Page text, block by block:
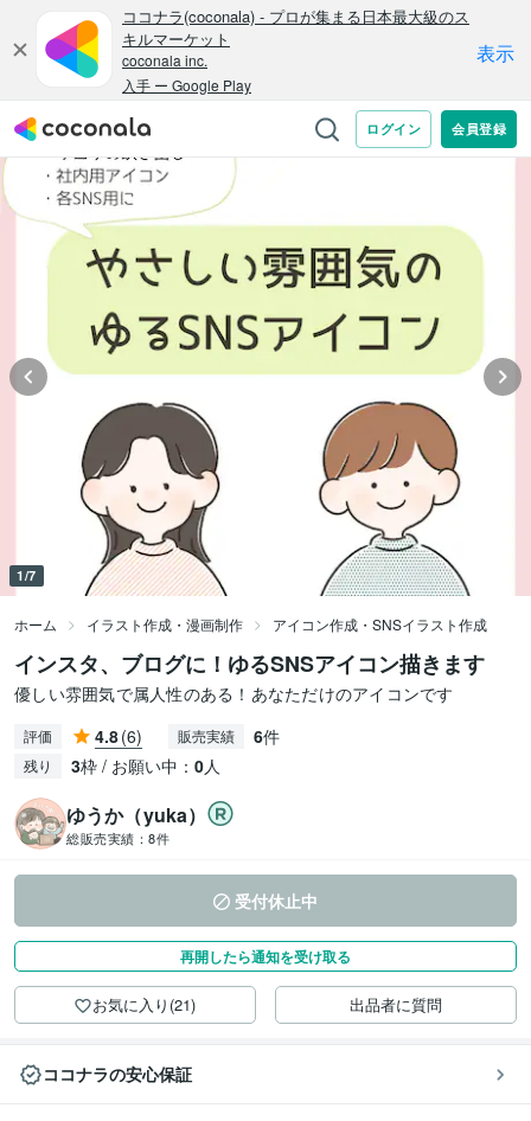
1/7
ホーム イラスト作成・漫画制作 アイコン作成・SNSイラスト作成
インスタ、ブログに！ゆるSNSアイコン描きます
優しい雰囲気で属人性のある！あなただけのアイコンです
評価 4.8(6) 販売実績 6件
残り 3枠 / お願い中： 0人
ゆうか（yuka）
総販売実績： 8件
受付休止中
再開したら通知を受け取る
お気に入り(21) 出品者に質問
ココナラの安心保証